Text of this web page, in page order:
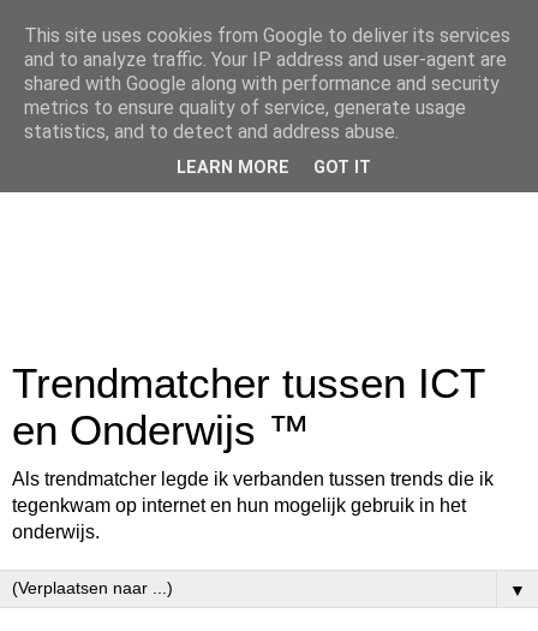
Trendmatcher tussen ICT
en Onderwijs ™
Als trendmatcher legde ik verbanden tussen trends die ik
tegenkwam op internet en hun mogelijk gebruik in het
onderwijs.
▼
This site uses cookies from Google to deliver its services
and to analyze traffic. Your IP address and user-agent are
shared with Google along with performance and security
metrics to ensure quality of service, generate usage
statistics, and to detect and address abuse.
LEARN MORE GOT IT